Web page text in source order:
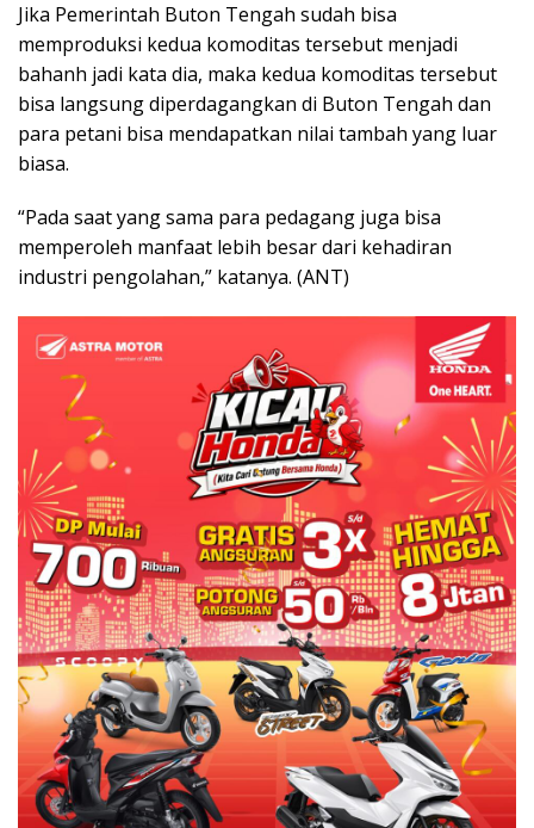
Jika Pemerintah Buton Tengah sudah bisa
memproduksi kedua komoditas tersebut menjadi
bahanh jadi kata dia, maka kedua komoditas tersebut
bisa langsung diperdagangkan di Buton Tengah dan
para petani bisa mendapatkan nilai tambah yang luar
biasa.
“Pada saat yang sama para pedagang juga bisa
memperoleh manfaat lebih besar dari kehadiran
industri pengolahan,” katanya. (ANT)